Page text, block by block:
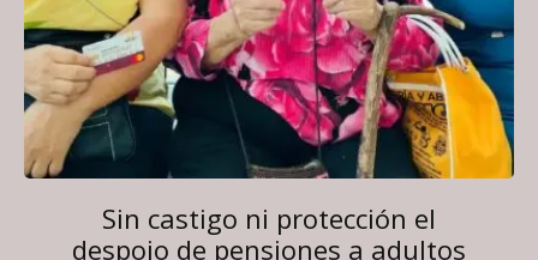
Sin castigo ni protección el
despojo de pensiones a adultos